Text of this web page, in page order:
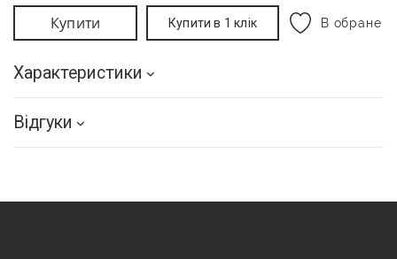
Купити Купити в 1 клік В обране
Характеристики
Відгуки